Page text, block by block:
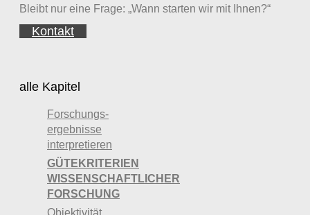
Bleibt nur eine Frage: „Wann starten wir mit Ihnen?“
Kontakt
alle Kapitel
Forschungs­
ergebnisse
interpretieren
GÜTEKRITERIEN
WISSENSCHAFTLICHER
FORSCHUNG